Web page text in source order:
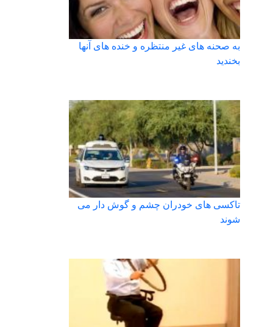
به صحنه های غیر منتظره و خنده های آنها
بخندید
تاکسی های خودران چشم و گوش دار می
شوند